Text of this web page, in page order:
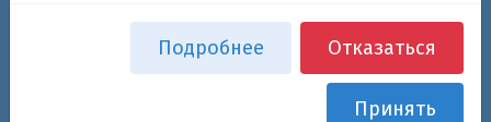
Подробнее Отказаться
Принять